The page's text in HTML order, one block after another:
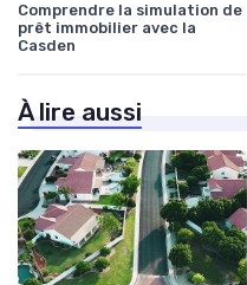
Comprendre la simulation de
prêt immobilier avec la
Casden
À lire aussi